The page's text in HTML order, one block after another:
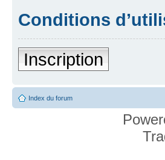
Conditions
Inscription
Index du forum